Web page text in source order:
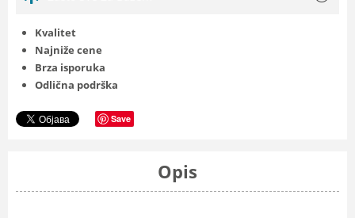
Kvalitet
Najniže cene
Brza isporuka
Odlična podrška
Save
Opis